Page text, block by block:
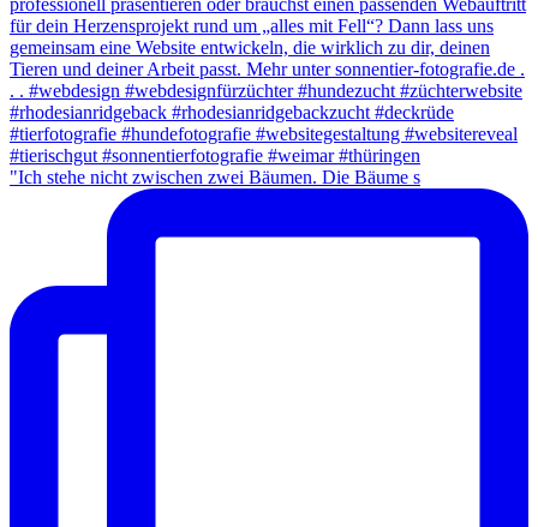
"Ich stehe nicht zwischen zwei Bäumen. Die Bäume s